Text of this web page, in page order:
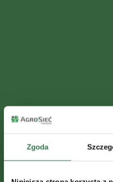
Zgoda
Houston,